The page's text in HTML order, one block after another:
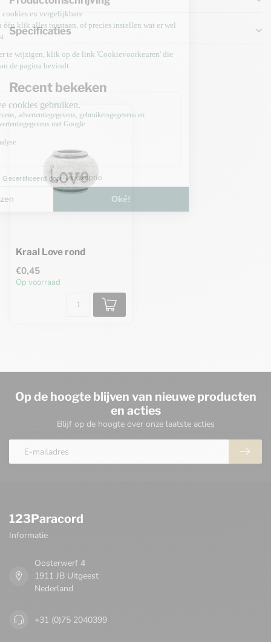
Specificaties
Recent bekeken
Kraal Love rond
€0,45
Op voorraad
Op de hoogte blijven van nieuwe producten
en acties
Blijf op de hoogte over onze laatste acties
123Paracord
Informatie
Oosterwerf 4
1911 JB Uitgeest
Nederland
+31 (0)75 2040399